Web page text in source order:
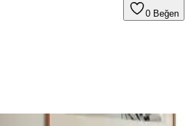
0 Beğen